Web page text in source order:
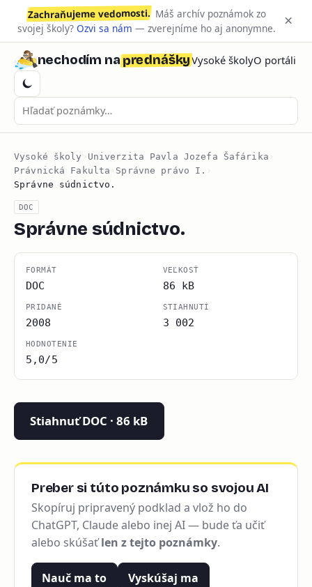
Zachraňujeme vedomosti. Máš archív poznámok zo
svojej školy? Ozvi sa nám — zverejníme ho aj anonymne. ×
nechodím naprednáškyVysoké školyO portáli
Vysoké školy › Univerzita Pavla Jozefa Šafárika ›
Právnická Fakulta › Správne právo I. ›
Správne súdnictvo.
DOC
Správne súdnictvo.
FORMÁT
DOC
VEĽKOSŤ
86 kB
PRIDANÉ
2008
STIAHNUTÍ
3 002
HODNOTENIE
5,0/5
Stiahnuť DOC · 86 kB
Preber si túto poznámku so svojou AI
Skopíruj pripravený podklad a vlož ho do
ChatGPT, Claude alebo inej AI — bude ťa učiť
alebo skúšaťlen z tejto poznámky.
Nauč ma to Vyskúšaj ma